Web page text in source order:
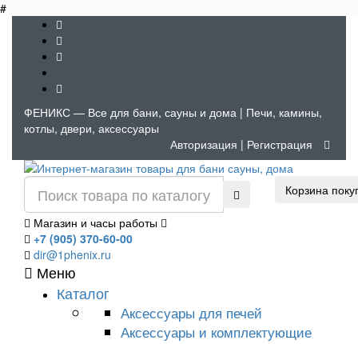
#
ФЕНИКС — Все для бани, сауны и дома | Печи, камины,
котлы, двери, аксессуары
Авторизация | Регистрация
Магазин и часы работы
+7 (905) 370-60-00
dir@1phenix.ru
Корзина
Меню
Каталог
Аксессуары для печей
Аксессуары и комплектующие